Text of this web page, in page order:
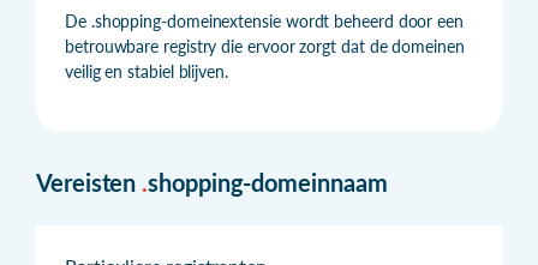
De .shopping-domeinextensie wordt beheerd door een
betrouwbare registry die ervoor zorgt dat de domeinen
veilig en stabiel blijven.
Vereisten .shopping-domeinnaam